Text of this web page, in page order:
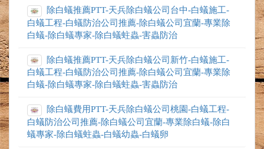
除白蟻推薦PTT-天兵除白蟻公司台中-白蟻施工-
白蟻工程-白蟻防治公司推薦-除白蟻公司宜蘭-專業除
白蟻-除白蟻專家-除白蟻蛀蟲-害蟲防治
除白蟻推薦PTT-天兵除白蟻公司新竹-白蟻施工-
白蟻工程-白蟻防治公司推薦-除白蟻公司宜蘭-專業除
白蟻-除白蟻專家-除白蟻蛀蟲-害蟲防治
除白蟻費用PTT-天兵除白蟻公司桃園-白蟻工程-
白蟻防治公司推薦-除白蟻公司宜蘭-專業除白蟻-除白
蟻專家-除白蟻蛀蟲-白蟻幼蟲-白蟻卵